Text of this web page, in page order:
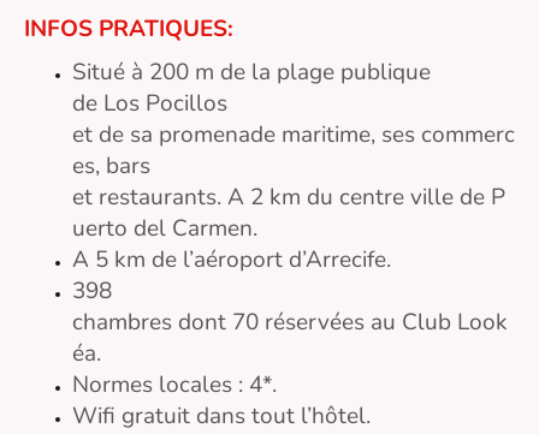
INFOS PRATIQUES:
Situé à 200 m de la plage publique
de Los Pocillos
et de sa promenade maritime, ses commerc
es, bars
et restaurants. A 2 km du centre ville de P
uerto del Carmen.
A 5 km de l’aéroport d’Arrecife.
398
chambres dont 70 réservées au Club Look
éa.
Normes locales : 4*.
Wifi gratuit dans tout l’hôtel.